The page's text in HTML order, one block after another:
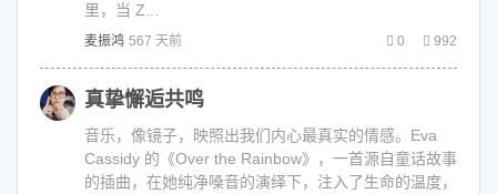
里，当 Z...
麦振鸿 567 天前 0 992
真挚懈逅共鸣
音乐，像镜子，映照出我们内心最真实的情感。Eva
Cassidy 的《Over the Rainbow》，一首源自童话故事
的插曲，在她纯净嗓音的演绎下，注入了生命的温度，